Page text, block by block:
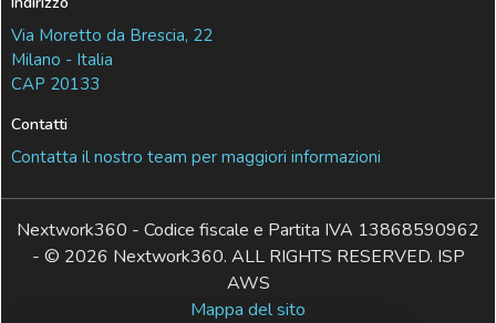
Via Moretto da Brescia, 22
Milano - Italia
CAP 20133
Contatti
Contatta il nostro team per maggiori informazioni
Nextwork360 - Codice fiscale e Partita IVA 13868590962
- © 2026 Nextwork360. ALL RIGHTS RESERVED. ISP
AWS
Mappa del sito